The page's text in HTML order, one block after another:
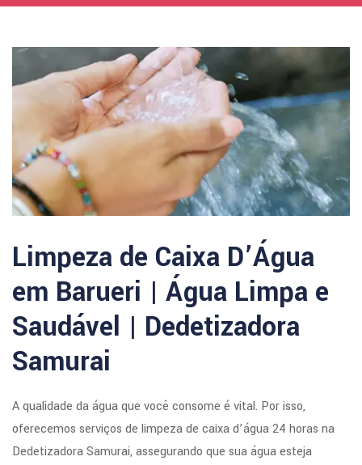
Limpeza de Caixa D’Água
em Barueri | Água Limpa e
Saudável | Dedetizadora
Samurai
A qualidade da água que você consome é vital. Por isso,
oferecemos serviços de limpeza de caixa d’água 24 horas na
Dedetizadora Samurai, assegurando que sua água esteja